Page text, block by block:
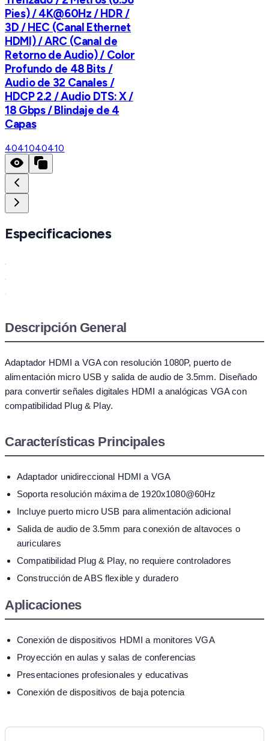
Pies) / 4K@60Hz / HDR /
3D / HEC (Canal Ethernet
HDMI) / ARC (Canal de
Retorno de Audio) / Color
Profundo de 48 Bits /
Audio de 32 Canales /
HDCP 2.2 / Audio DTS: X /
18 Gbps / Blindaje de 4
Capas
4041040410
Especificaciones
Descripción General
Adaptador HDMI a VGA con resolución 1080P, puerto de
alimentación micro USB y salida de audio de 3.5mm. Diseñado
para convertir señales digitales HDMI a analógicas VGA con
compatibilidad Plug & Play.
Características Principales
Adaptador unidireccional HDMI a VGA
Soporta resolución máxima de 1920x1080@60Hz
Incluye puerto micro USB para alimentación adicional
Salida de audio de 3.5mm para conexión de altavoces o
auriculares
Compatibilidad Plug & Play, no requiere controladores
Construcción de ABS flexible y duradero
Aplicaciones
Conexión de dispositivos HDMI a monitores VGA
Proyección en aulas y salas de conferencias
Presentaciones profesionales y educativas
Conexión de dispositivos de baja potencia